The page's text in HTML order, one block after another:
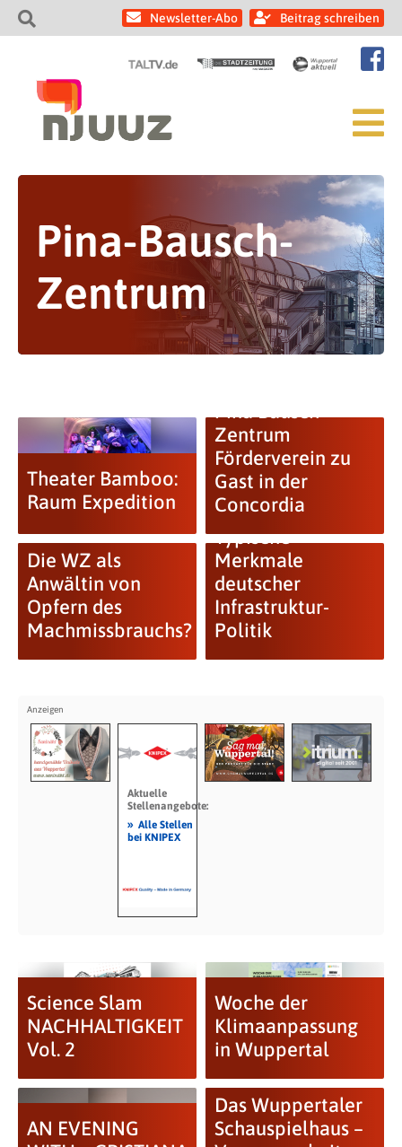
Newsletter-Abo Beitrag schreiben
Pina-Bausch-
Zentrum
Theater Bamboo:
Raum Expedition
Zentrum
Förderverein zu
Gast in der
Concordia
Die WZ als
Anwältin von
Opfern des
Machmissbrauchs?
Typische
Merkmale
deutscher
Infrastruktur-
Politik
Aktuelle
Stellenangebote:
» Alle Stellen
bei KNIPEX
Science Slam
NACHHALTIGKEIT
Vol. 2
Woche der
Klimaanpassung
in Wuppertal
AN EVENING
Das Wuppertaler
Schauspielhaus –